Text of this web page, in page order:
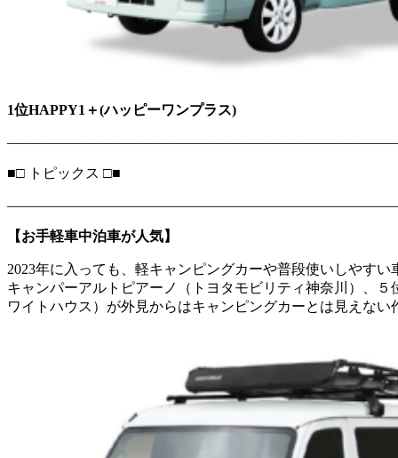
1位HAPPY1＋(ハッピーワンプラス)
■□ トピックス □■
【お手軽車中泊車が人気】
2023年に入っても、軽キャンピングカーや普段使いしやす
キャンパーアルトピアーノ（トヨタモビリティ神奈川）、
ワイトハウス）が外見からはキャンピングカーとは見えない